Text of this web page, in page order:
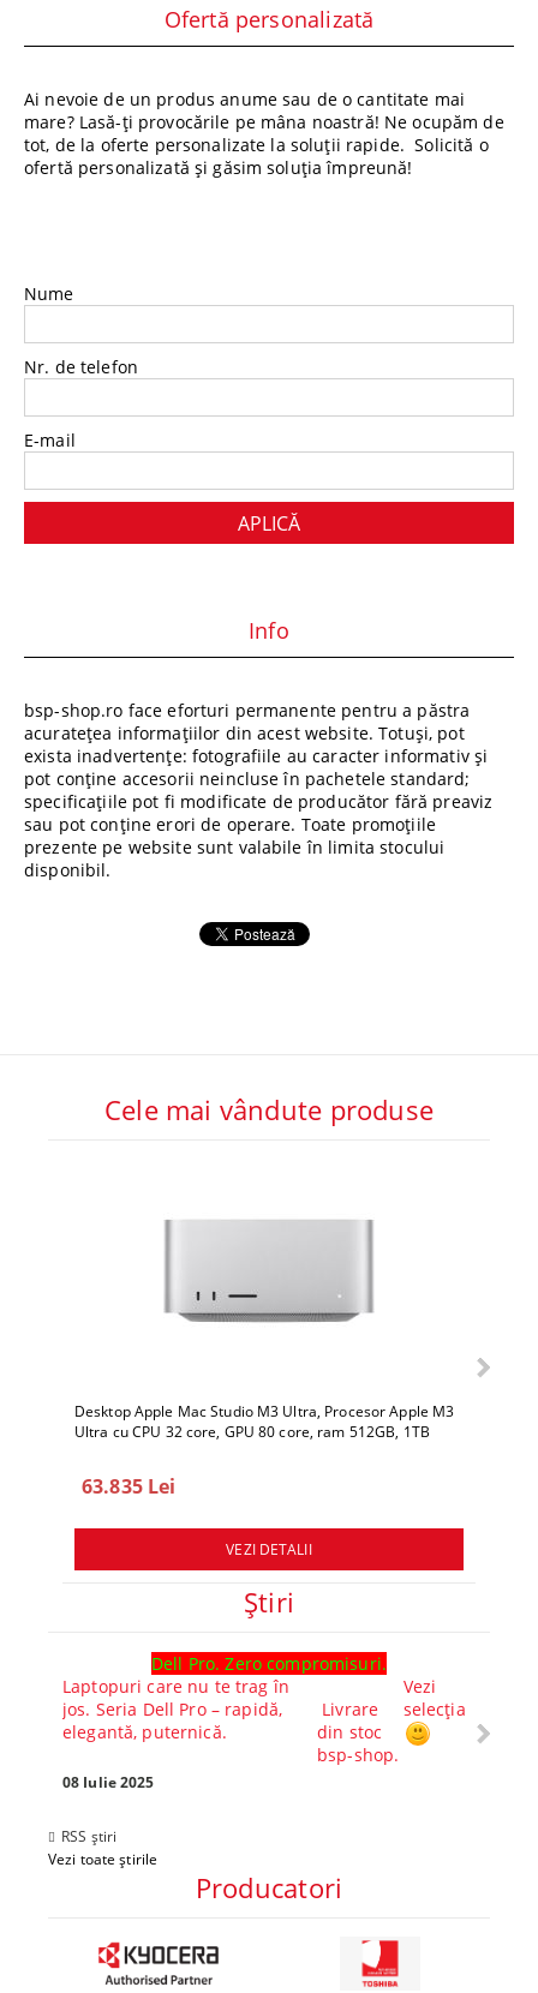
Ofertă personalizată
Ai nevoie de un produs anume sau de o cantitate mai
mare? Lasă-ți provocările pe mâna noastră! Ne ocupăm de
tot, de la oferte personalizate la soluții rapide. Solicită o
ofertă personalizată și găsim soluția împreună!
Nume
Nr. de telefon
E-mail
Info
bsp-shop.ro face eforturi permanente pentru a păstra
acuratețea informațiilor din acest website. Totuși, pot
exista inadvertențe: fotografiile au caracter informativ și
pot conține accesorii neincluse în pachetele standard;
specificațiile pot fi modificate de producător fără preaviz
sau pot conține erori de operare. Toate promoțiile
prezente pe website sunt valabile în limita stocului
disponibil.
Cele mai vândute produse
Desktop Apple Mac Studio M3 Ultra, Procesor Apple M3
Ultra cu CPU 32 core, GPU 80 core, ram 512GB, 1TB
63.835 Lei
VEZI DETALII
Ştiri
Dell Pro. Zero compromisuri.
Laptopuri care nu te trag în
jos. Seria Dell Pro – rapidă,
elegantă, puternică.
Livrare
din stoc
bsp-shop.
Vezi
selecția
08 Iulie 2025
RSS știri
Vezi toate știrile
Producatori